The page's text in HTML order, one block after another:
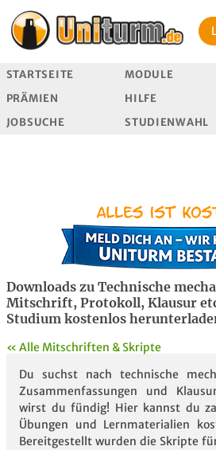
STARTSEITE MODULE
PRÄMIEN
HILFE
JOBSUCHE
STUDIENWAHL
Downloads zu Technische
Mitschrift, Protokoll, Klausur
Studium kostenlos
« Alle Mitschriften & Skripte
Du suchst nach technische
Zusammenfassungen und
wirst du fündig! Hier kannst du
Übungen und Lernmaterialien
Bereitgestellt wurden die Skripte